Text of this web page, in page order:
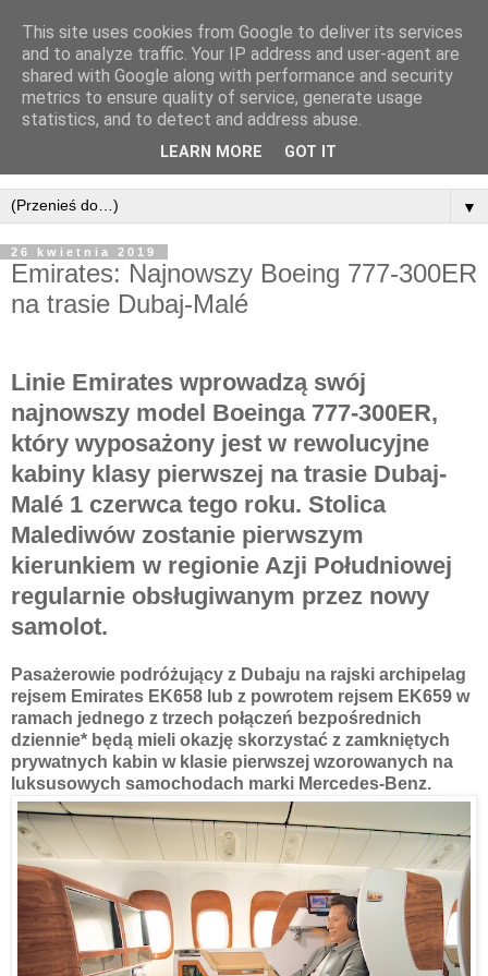
▼
26 kwietnia 2019
Emirates: Najnowszy Boeing 777-300ER
na trasie Dubaj-Malé
Linie Emirates wprowadzą swój
najnowszy model Boeinga 777-300ER,
który wyposażony jest w rewolucyjne
kabiny klasy pierwszej na trasie Dubaj-
Malé 1 czerwca tego roku. Stolica
Malediwów zostanie pierwszym
kierunkiem w regionie Azji Południowej
regularnie obsługiwanym przez nowy
samolot.
Pasażerowie podróżujący z Dubaju na rajski archipelag
rejsem Emirates EK658 lub z powrotem rejsem EK659 w
ramach jednego z trzech połączeń bezpośrednich
dziennie* będą mieli okazję skorzystać z zamkniętych
prywatnych kabin w klasie pierwszej wzorowanych na
luksusowych samochodach marki Mercedes-Benz.
This site uses cookies from Google to deliver its services
and to analyze traffic. Your IP address and user-agent are
shared with Google along with performance and security
metrics to ensure quality of service, generate usage
statistics, and to detect and address abuse.
LEARN MORE GOT IT